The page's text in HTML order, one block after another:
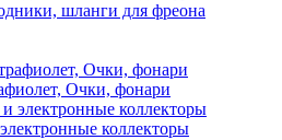
шланги для фреона
Очки, фонари
коллекторы